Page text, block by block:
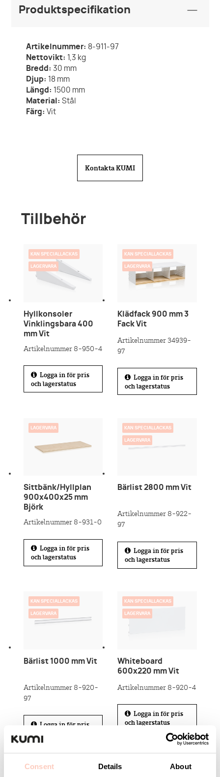
Consent Details About
Produktspecifikation
Artikelnummer: 8-911-97
Nettovikt: 1,3 kg
Bredd: 30 mm
Djup: 18 mm
Längd: 1500 mm
Material: Stål
Färg: Vit
Kontakta KUMI
Tillbehör
KAN SPECIALLACKAS
LAGERVARA
Hyllkonsoler
Vinklingsbara 400
mm Vit
Artikelnummer 8-950-4
Logga in för pris
och lagerstatus
KAN SPECIALLACKAS
LAGERVARA
Klädfack 900 mm 3
Fack Vit
Artikelnummer 34939-
97
Logga in för pris
och lagerstatus
LAGERVARA
Sittbänk/Hyllplan
900x400x25 mm
Björk
Artikelnummer 8-931-0
Logga in för pris
och lagerstatus
KAN SPECIALLACKAS
LAGERVARA
Bärlist 2800 mm Vit
Artikelnummer 8-922-
97
Logga in för pris
och lagerstatus
KAN SPECIALLACKAS
LAGERVARA
Bärlist 1000 mm Vit
Artikelnummer 8-920-
97
Logga in för pris
KAN SPECIALLACKAS
LAGERVARA
Whiteboard
600x220 mm Vit
Artikelnummer 8-920-4
Logga in för pris
och lagerstatus